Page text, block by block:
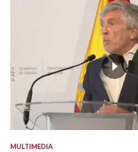
MULTIMEDIA